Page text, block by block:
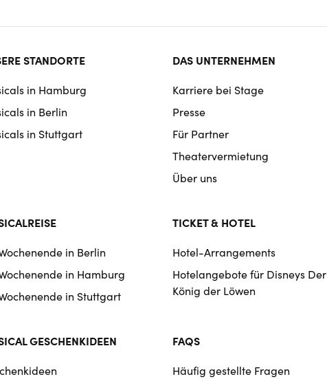
STANDORTE
in Hamburg
in Berlin
in Stuttgart
DAS UNTERNEHMEN
Karriere bei Stage
Presse
Für Partner
Theatervermietung
Über uns
in Berlin
in Hamburg
in Stuttgart
TICKET & HOTEL
Hotel-Arrangements
Hotelangebote für Disneys Der
König der Löwen
GESCHENKIDEEN FAQS
Häufig gestellte Fragen